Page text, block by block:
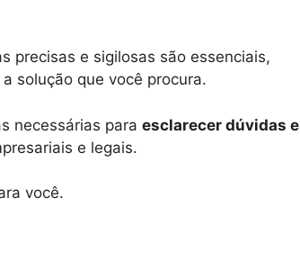
precisas e sigilosas são essenciais,
solução que você procura.
necessárias para esclarecer dúvidas e
e legais.
você.